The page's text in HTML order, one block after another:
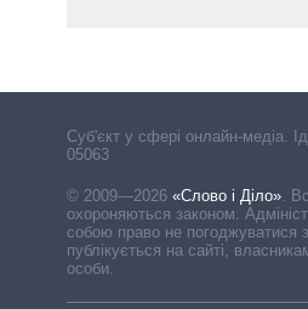
Cуб'єкт у сфері онлайн-медіа.
05063
© 2009—2026 «Слово і Діло».
охороняються законом.
собою право не погоджуватися
публікується на сайті,
особи.